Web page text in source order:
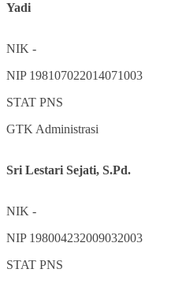
Yadi
NIK -
NIP 198107022014071003
STAT PNS
GTK Administrasi
Sri Lestari Sejati, S.Pd.
NIK -
NIP 198004232009032003
STAT PNS